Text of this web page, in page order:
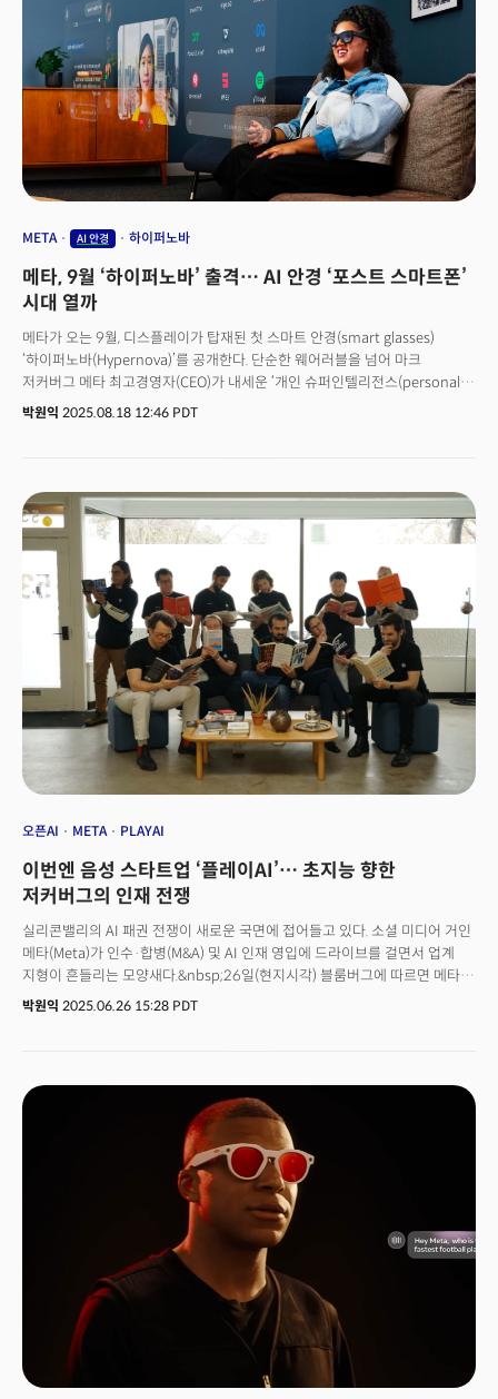
‘예측하고 제안(proactive)’하는 단계로 전환을 선언했다는 것이다.
META AI 안경 하이퍼노바
메타, 9월 ‘하이퍼노바’ 출격… AI 안경 ‘포스트 스마트폰’
시대 열까
메타가 오는 9월, 디스플레이가 탑재된 첫 스마트 안경(smart glasses)
‘하이퍼노바(Hypernova)’를 공개한다. 단순한 웨어러블을 넘어 마크
저커버그 메타 최고경영자(CEO)가 내세운 ‘개인 슈퍼인텔리전스(personal
superintelligence)’ 비전을 구현하는 첫 하드웨어가 될 수 있다는 분석이
17~18일에 예정된 ‘메타 커넥트(Meta Connect)’ 행사에서 이 새로운 기기가
공개될 가능성이 크다는 게 업계의 관측이다.
박원익 2025.08.18 12:46 PDT
오픈AI META PLAYAI
이번엔 음성 스타트업 ‘플레이AI’… 초지능 향한
저커버그의 인재 전쟁
실리콘밸리의 AI 패권 전쟁이 새로운 국면에 접어들고 있다. 소셜 미디어 거인
메타(Meta)가 인수·합병(M&A) 및 AI 인재 영입에 드라이브를 걸면서 업계
지형이 흔들리는 모양새다.&nbsp;26일(현지시각) 블룸버그에 따르면 메타는
인간의 목소리를 정교하게 복제하고 생성하는 기술을 보유한 AI 스타트업
흡수하는 ‘애퀴-하이어링(Acqui-hiring)’ 형태가 될 것이란 관측이 나온다.
거래와 관련한 구체적 정보는 아직 확인되지 않았으며 막바지 조율 단계에
있는 것으로 알려졌다.이번 인수 논의는 마크 저커버그 메타 CEO가 직접
지휘하는 거대한 전략의 일부로 해석된다. 최근 몇 년간 오픈AI와 구글 등
경쟁사에 비해 AI 분야에서 뒤처졌다는 평가를 받아온 메타가 인재 확보를
통한 기술 격차 해소라는 목표를 수립, 전방위적인 공세를 펼치고 있는 것이다.
특히 ‘초지능(Superintelligence)’, 즉 인간의 지능을 모든 면에서 뛰어넘는
범용인공지능(AGI) 개발 경쟁에서 우위를 점하기 위한 행보라는 분석이
박원익 2025.06.26 15:28 PDT